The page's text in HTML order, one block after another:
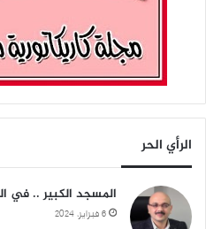
الرأي الحر
المسجد الكبير .. في
6 فبراير، 2024